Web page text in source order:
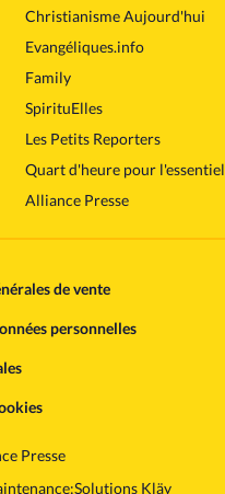
Christianisme Aujourd'hui
Evangéliques.info
Family
SpirituElles
Les Petits Reporters
Quart d'heure pour l'essentiel
Alliance Presse
de vente
personnelles
Presse
Solutions Kläy